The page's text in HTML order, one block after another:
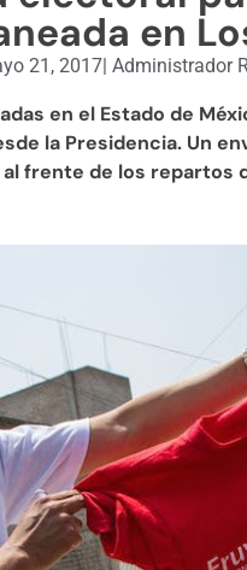
en
21, 2017| Administrador
en el Estado de
la Presidencia. Un
frente de los repartos